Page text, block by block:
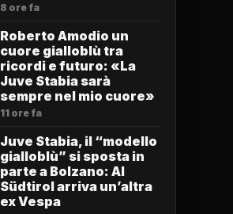
8 ore fa
Roberto Amodio un
cuore gialloblù tra
ricordi e futuro: «La
Juve Stabia sarà
sempre nel mio cuore»
11 ore fa
Juve Stabia, il “modello
gialloblù” si sposta in
parte a Bolzano: Al
Südtirol arriva un’altra
ex Vespa